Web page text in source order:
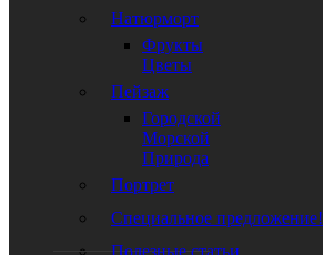
Натюрморт
Фрукты
Цветы
Пейзаж
Городской
Морской
Природа
Портрет
Специальное предложение!
Полезные статьи